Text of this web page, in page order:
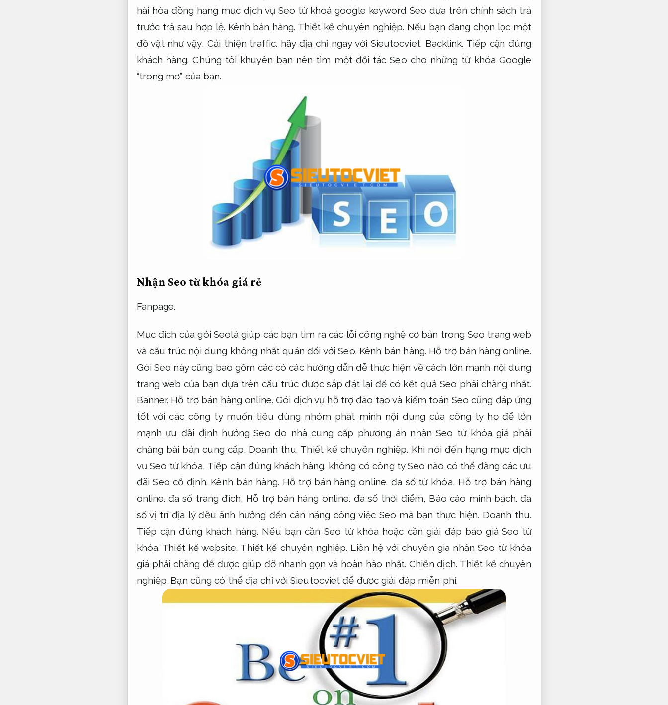
hài hòa đồng hạng mục dịch vụ Seo từ khoá google keyword Seo dựa trên chính sách trả
trước trả sau hợp lệ. Kênh bán hàng. Thiết kế chuyên nghiệp. Nếu bạn đang chọn lọc một
đồ vật như vậy,Cải thiện traffic. hãy địa chỉ ngay với Sieutocviet. Backlink. Tiếp cận đúng
khách hàng. Chúng tôi khuyên bạn nên tìm một đối tác Seo cho những từ khóa Google
“trong mơ” của bạn.
Nhận Seo từ khóa giá rẻ
Fanpage.
Mục đích của gói Seolà giúp các bạn tìm ra các lỗi công nghệ cơ bản trong Seo trang web
và cấu trúc nội dung không nhất quán đối với Seo. Kênh bán hàng. Hỗ trợ bán hàng online.
Gói Seo này cũng bao gồm các có các hướng dẫn dễ thực hiện về cách lớn mạnh nội dung
trang web của bạn dựa trên cấu trúc được sắp đặt lại để có kết quả Seo phải chăng nhất.
Banner. Hỗ trợ bán hàng online. Gói dịch vụ hỗ trợ đào tạo và kiểm toán Seo cũng đáp ứng
tốt với các công ty muốn tiêu dùng nhóm phát minh nội dung của công ty họ để lớn
mạnh ưu đãi định hướng Seo do nhà cung cấp phương án nhận Seo từ khóa giá phải
chăng bài bản cung cấp. Doanh thu. Thiết kế chuyên nghiệp. Khi nói đến hạng mục dịch
vụ Seo từ khóa, Tiếp cận đúng khách hàng. không có công ty Seo nào có thể đăng các ưu
đãi Seo cố định. Kênh bán hàng. Hỗ trợ bán hàng online. đa số từ khóa, Hỗ trợ bán hàng
online. đa số trang đích, Hỗ trợ bán hàng online. đa số thời điểm, Báo cáo minh bạch. đa
số vị trí địa lý đều ảnh hưởng đến cân nặng công việc Seo mà bạn thực hiện. Doanh thu.
Tiếp cận đúng khách hàng. Nếu bạn cần Seo từ khóa hoặc cần giải đáp báo giá Seo từ
khóa. Thiết kế website. Thiết kế chuyên nghiệp. Liên hệ với chuyên gia nhận Seo từ khóa
giá phải chăng để được giúp đỡ nhanh gọn và hoàn hảo nhất.Chiến dịch. Thiết kế chuyên
nghiệp. Bạn cũng có thể địa chỉ với Sieutocviet để được giải đáp miễn phí.